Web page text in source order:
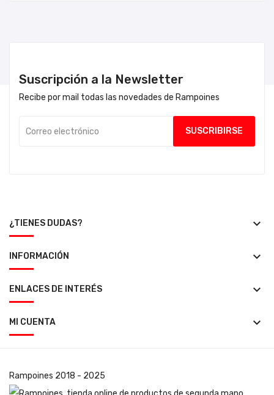
Suscripción a la Newsletter
Recibe por mail todas las novedades de Rampoines
¿TIENES DUDAS? keyboard_arrow_down
INFORMACIÓN keyboard_arrow_down
ENLACES DE INTERÉS keyboard_arrow_down
MI CUENTA keyboard_arrow_down
Rampoines 2018 - 2025